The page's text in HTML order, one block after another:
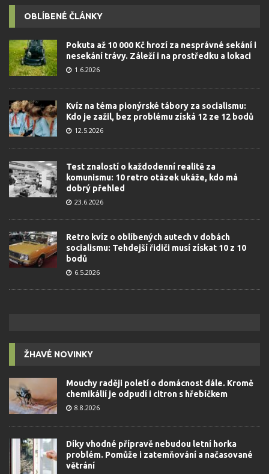
OBLÍBENÉ ČLÁNKY
Pokuta až 10 000 Kč hrozí za nesprávné sekání i
nesekání trávy. Záleží i na prostředku a lokaci
1.6.2026
Kvíz na téma pionýrské tábory za socialismu:
Kdo je zažil, bez problému získá 12 ze 12 bodů
12.5.2026
Test znalostí o každodenní realitě za
komunismu: 10 retro otázek ukáže, kdo má
dobrý přehled
23.6.2026
Retro kvíz o oblíbených autech v dobách
socialismu: Tehdejší řidiči musí získat 10 z 10
bodů
6.5.2026
ŽHAVÉ NOVINKY
Mouchy raději poletí o domácnost dále. Kromě
chemikálií je odpudí i citron s hřebíčkem
8.8.2026
Díky vhodné přípravě nebudou letní horka
problém. Pomůže i zatemňování a načasované
větrání